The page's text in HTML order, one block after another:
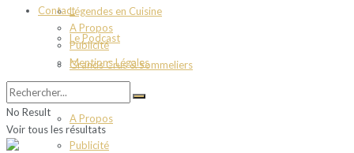
Légendes en Cuisine
Le Podcast
Grands Crus & Sommeliers
Contact
A Propos
Publicité
Contact
A Propos
Publicité
Mentions Légales
No Result
Voir tous les résultats